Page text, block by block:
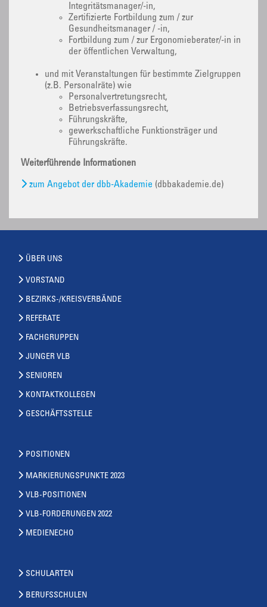
Integritätsmanager/-in,
Zertifizierte Fortbildung zum / zur
Gesundheitsmanager / -in,
Fortbildung zum / zur Ergonomieberater/-in in
der öffentlichen Verwaltung,
und mit Veranstaltungen für bestimmte Zielgruppen
(z.B. Personalräte) wie
Personalvertretungsrecht,
Betriebsverfassungsrecht,
Führungskräfte,
gewerkschaftliche Funktionsträger und
Führungskräfte.
Weiterführende Informationen
zum Angebot der dbb-Akademie (dbbakademie.de)
ÜBER UNS
VORSTAND
BEZIRKS-/KREISVERBÄNDE
REFERATE
FACHGRUPPEN
JUNGER VLB
SENIOREN
KONTAKTKOLLEGEN
GESCHÄFTSSTELLE
POSITIONEN
MARKIERUNGSPUNKTE 2023
VLB-POSITIONEN
VLB-FORDERUNGEN 2022
MEDIENECHO
SCHULARTEN
BERUFSSCHULEN